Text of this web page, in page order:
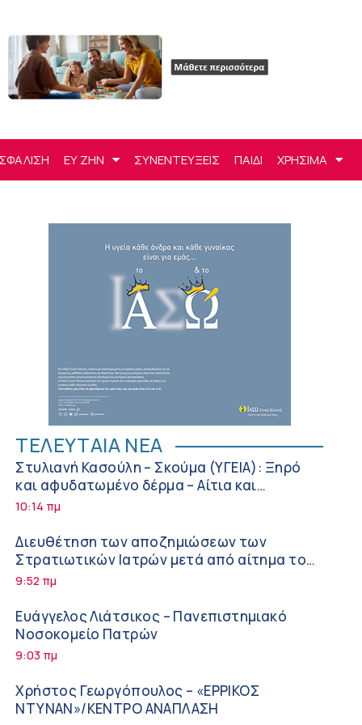
ΕΥ ΖΗΝ ΣΥΝΕΝΤΕΥΞΕΙΣ ΠΑΙΔΙ ΧΡΗΣΙΜΑ
ΤΕΛΕΥΤΑΙΑ ΝΕΑ
Στυλιανή Κασούλη – Σκούμα (ΥΓΕΙΑ): Ξηρό
και αφυδατωμένο δέρμα – Αίτια και
αντιμετώπιση
10:14 πμ
Διευθέτηση των αποζημιώσεων των
Στρατιωτικών Ιατρών μετά από αίτημα του
ΙΣΑ
9:52 πμ
Ευάγγελος Λιάτσικος – Πανεπιστημιακό
Νοσοκομείο Πατρών
9:03 πμ
Χρήστος Γεωργόπουλος – «ΕΡΡΙΚΟΣ
ΝΤΥΝΑΝ»/ΚΕΝΤΡΟ ΑΝΑΠΛΑΣΗ